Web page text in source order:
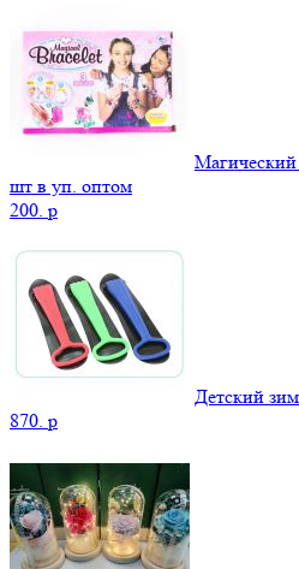
Магический
шт в уп. оптом
200. p
Детский
870. p